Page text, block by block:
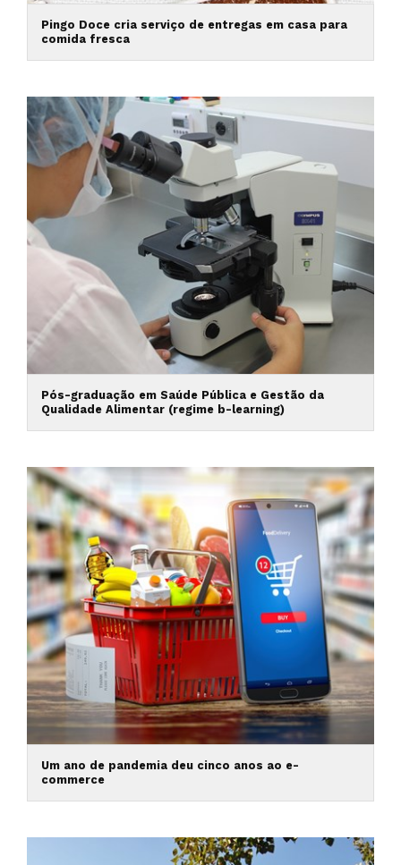
Pingo Doce cria serviço de entregas em casa para
comida fresca
Pós-graduação em Saúde Pública e Gestão da
Qualidade Alimentar (regime b-learning)
Um ano de pandemia deu cinco anos ao e-
commerce